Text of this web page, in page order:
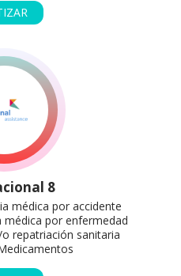
8
médica por accidente
por enfermedad
repatriación sanitaria